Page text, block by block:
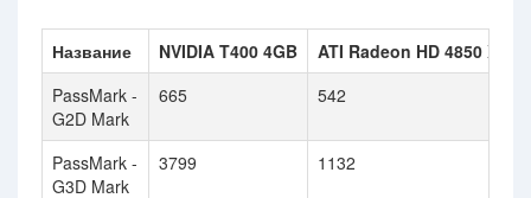
Название NVIDIA T400 4GB
ATI Radeon HD 4850 X2
PassMark -
G2D Mark
665 542
PassMark -
G3D Mark
3799 1132